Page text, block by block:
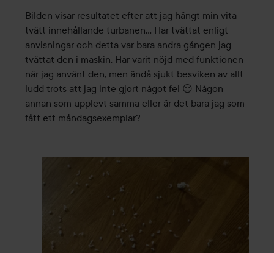
av
5
Bilden visar resultatet efter att jag hängt min vita
tvätt innehållande turbanen... Har tvättat enligt
anvisningar och detta var bara andra gången jag
tvättat den i maskin. Har varit nöjd med funktionen
när jag använt den, men ändå sjukt besviken av allt
ludd trots att jag inte gjort något fel 😔 Någon
annan som upplevt samma eller är det bara jag som
fått ett måndagsexemplar?